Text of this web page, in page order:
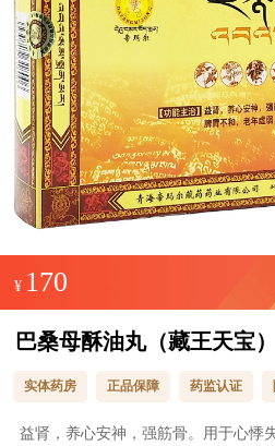
¥ 170
巴桑母酥油丸（藏王天宝）
实体药房 正品保障 药监认证
益肾，养心安神，强筋骨。用于心悸